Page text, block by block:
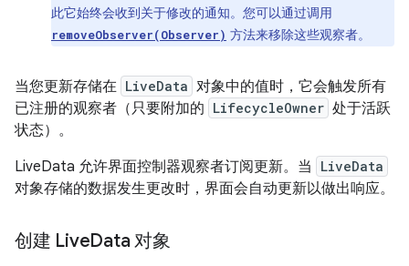
此它始终会收到关于修改的通知。您可以通过调用
removeObserver(Observer) 方法来移除这些观察者。
当您更新存储在 LiveData 对象中的值时，它会触发所有
已注册的观察者（只要附加的 LifecycleOwner 处于活跃
状态）。
LiveData 允许界面控制器观察者订阅更新。当
LiveData
对象存储的数据发生更改时，界面会自动更新以做出响应。
创建 LiveData 对象